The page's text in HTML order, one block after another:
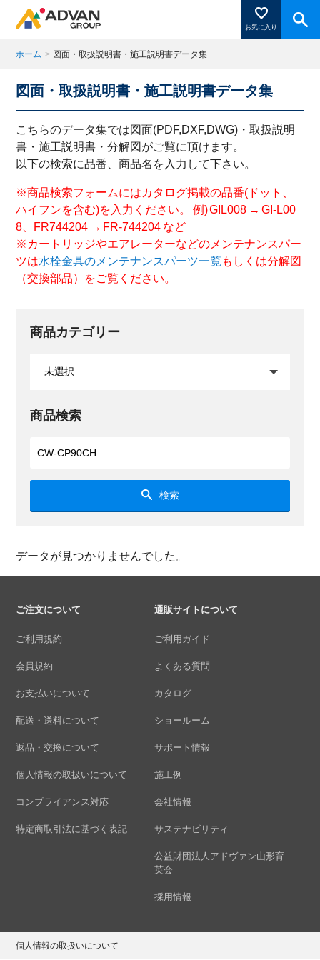
お気に入り
商品ページにある「お気に入り登録」を押すと登録した
商品がここに表示されます。
ホーム > 図面・取扱説明書・施工説明書データ集
図面・取扱説明書・施工説明書データ集
こちらのデータ集では図面(PDF,DXF,DWG)・取扱説明
書・施工説明書・分解図がご覧に頂けます。
以下の検索に品番、商品名を入力して下さい。
※商品検索フォームにはカタログ掲載の品番(ドット、
ハイフンを含む)を入力ください。 例) GIL008 → GI-L00
8、FR744204 → FR-744204 など
※カートリッジやエアレーターなどのメンテナンスパー
ツは水栓金具のメンテナンスパーツ一覧 もしくは分解図
（交換部品）をご覧ください。
商品カテゴリー
商品検索
検索
データが見つかりませんでした。
ご注文について
ご利用規約
会員規約
お支払いについて
配送・送料について
返品・交換について
個人情報の取扱いについて
コンプライアンス対応
特定商取引法に基づく表記
通販サイトについて
ご利用ガイド
よくある質問
カタログ
ショールーム
サポート情報
施工例
会社情報
サステナビリティ
公益財団法人アドヴァン山形育
英会
採用情報
個人情報の取扱いについて